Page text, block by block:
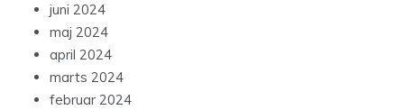
juni 2024
maj 2024
april 2024
marts 2024
februar 2024